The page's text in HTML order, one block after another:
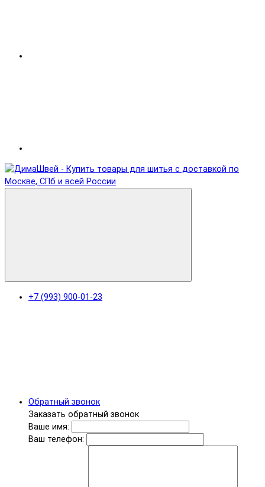
+7 (993) 900-01-23
Обратный звонок
Заказать обратный звонок
Ваше имя:
Ваш телефон: